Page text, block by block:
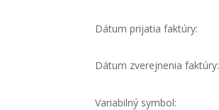
Dátum prijatia faktúry:
Dátum zverejnenia faktúry:
Variabilný symbol: